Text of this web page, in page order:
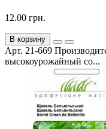
12.00 грн.
В корзину
Арт. 21-669
высокоурожайный со...